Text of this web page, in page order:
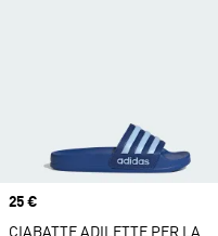
Price
25 €
CIABATTE ADILETTE PER LA